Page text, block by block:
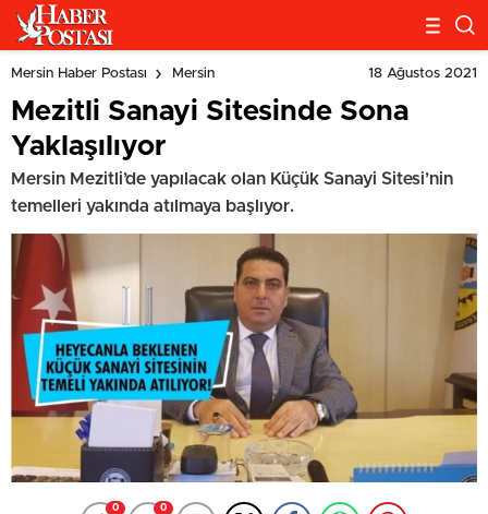
Mersin Haber Postası Mersin 18 Ağustos 2021
Mezitli Sanayi Sitesinde Sona
Yaklaşılıyor
Mersin Mezitli’de yapılacak olan Küçük Sanayi Sitesi’nin
temelleri yakında atılmaya başlıyor.
0 0